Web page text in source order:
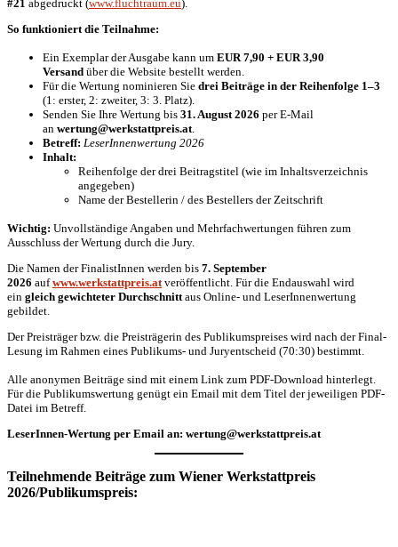
#21 abgedruckt (www.fluchtraum.eu).
So funktioniert die Teilnahme:
Ein Exemplar der Ausgabe kann um EUR 7,90 + EUR 3,90
Versand über die Website bestellt werden.
Für die Wertung nominieren Sie drei Beiträge in der Reihenfolge 1–3
(1: erster, 2: zweiter, 3: 3. Platz).
Senden Sie Ihre Wertung bis 31. August 2026 per E‑Mail
an wertung@werkstattpreis.at.
Betreff: LeserInnenwertung 2026
Inhalt:
Reihenfolge der drei Beitragstitel (wie im Inhaltsverzeichnis
angegeben)
Name der Bestellerin / des Bestellers der Zeitschrift
Wichtig: Unvollständige Angaben und Mehrfachwertungen führen zum
Ausschluss der Wertung durch die Jury.
Die Namen der FinalistInnen werden bis 7. September
2026 aufwww.werkstattpreis.atveröffentlicht. Für die Endauswahl wird
ein gleich gewichteter Durchschnittaus Online- und LeserInnenwertung
gebildet.
Der Preisträger bzw. die Preisträgerin des Publikumspreises wird nach der Final-
Lesung im Rahmen eines Publikums- und Juryentscheid (70:30) bestimmt.
Alle anonymen Beiträge sind mit einem Link zum PDF-Download hinterlegt.
Für die Publikumswertung genügt ein Email mit dem Titel der jeweiligen PDF-
Datei im Betreff.
LeserInnen-Wertung per Email an: wertung@werkstattpreis.at
Teilnehmende Beiträge zum Wiener Werkstattpreis
2026/Publikumspreis: